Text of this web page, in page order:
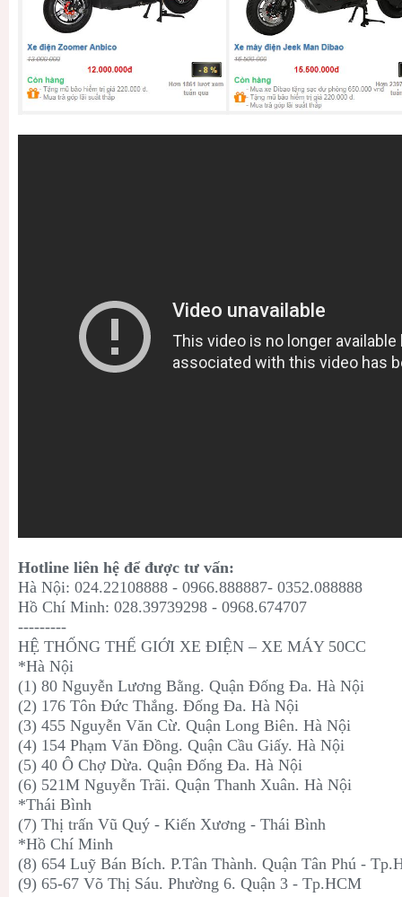
Hotline liên hệ để được tư vấn:
Hà Nội: 024.22108888 - 0966.888887- 0352.088888
Hồ Chí Minh: 028.39739298 - 0968.674707
---------
HỆ THỐNG THẾ GIỚI XE ĐIỆN – XE MÁY 50CC
*Hà Nội
(1) 80 Nguyễn Lương Bằng. Quận Đống Đa. Hà Nội
(2) 176 Tôn Đức Thắng. Đống Đa. Hà Nội
(3) 455 Nguyễn Văn Cừ. Quận Long Biên. Hà Nội
(4) 154 Phạm Văn Đồng. Quận Cầu Giấy. Hà Nội
(5) 40 Ô Chợ Dừa. Quận Đống Đa. Hà Nội
(6) 521M Nguyễn Trãi. Quận Thanh Xuân. Hà Nội
*Thái Bình
(7) Thị trấn Vũ Quý - Kiến Xương - Thái Bình
*Hồ Chí Minh
(8) 654 Luỹ Bán Bích. P.Tân Thành. Quận Tân Phú -
(9) 65-67 Võ Thị Sáu. Phường 6. Quận 3 - Tp.HCM